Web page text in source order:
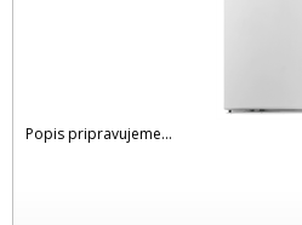
Popis pripravujeme...